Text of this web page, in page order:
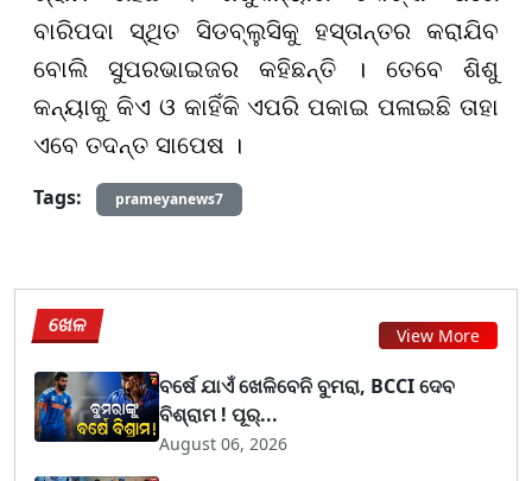
ବାରିପଦା ସ୍ଥିତ ସିଡବ୍ଲୁସିକୁ ହସ୍ତାନ୍ତର କରାଯିବ
ବୋଲି ସୁପରଭାଇଜର କହିଛନ୍ତି । ତେବେ ଶିଶୁ
କନ୍ୟାକୁ କିଏ ଓ କାହିଁକି ଏପରି ପକାଇ ପଳାଇଛି ତାହା
ଏବେ ତଦନ୍ତ ସାପେଷ ।
Tags:
prameyanews7
ଖେଳ View More
ବର୍ଷେ ଯାଏଁ ଖେଳିବେନି ବୁମରା, BCCI ଦେବ
ବିଶ୍ରାମ ! ପୂର୍...
August 06, 2026